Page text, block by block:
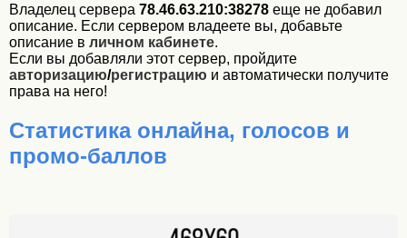
Владелец сервера 78.46.63.210:38278 еще не добавил
описание. Если сервером владеете вы, добавьте
описание в личном кабинете.
Если вы добавляли этот сервер, пройдите
авторизацию/регистрацию и автоматически получите
права на него!
Статистика онлайна, голосов и
промо-баллов